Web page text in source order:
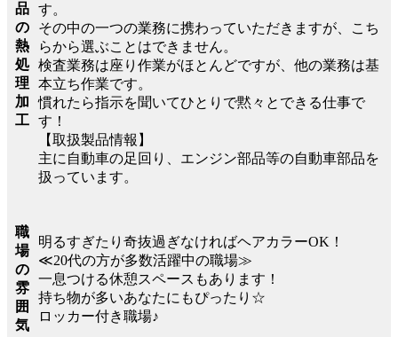
品
の
熱
処
理
加
工
す。
その中の一つの業務に携わっていただきますが、こち
らから選ぶことはできません。
検査業務は座り作業がほとんどですが、他の業務は基
本立ち作業です。
慣れたら指示を聞いてひとりで黙々とできる仕事で
す！
【取扱製品情報】
主に自動車の足回り、エンジン部品等の自動車部品を
扱っています。
職
場
の
雰
囲
気
明るすぎたり奇抜過ぎなければヘアカラーOK！
≪20代の方が多数活躍中の職場≫
一息つける休憩スペースもあります！
持ち物が多いあなたにもぴったり☆
ロッカー付き職場♪